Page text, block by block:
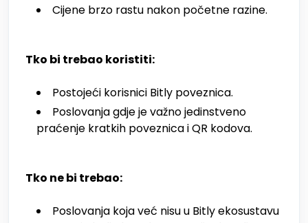
Cijene brzo rastu nakon početne razine.
Tko bi trebao koristiti:
Postojeći korisnici Bitly poveznica.
Poslovanja gdje je važno jedinstveno
praćenje kratkih poveznica i QR kodova.
Tko ne bi trebao:
Poslovanja koja već nisu u Bitly ekosustavu